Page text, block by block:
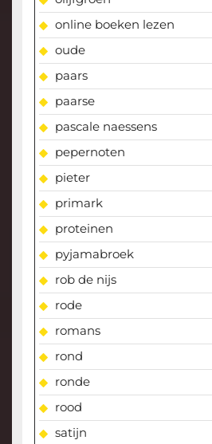
online boeken lezen
oude
paars
paarse
pascale naessens
pepernoten
pieter
primark
proteinen
pyjamabroek
rob de nijs
rode
romans
rond
ronde
rood
satijn